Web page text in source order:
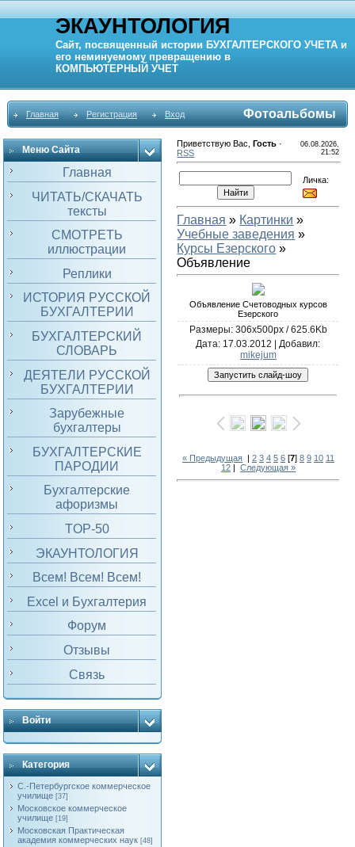
ЭКАУНТОЛОГИЯ
Сайт, посвященный истории БУХГАЛТЕРСКОГО УЧЕТА и
его неминуемому превращению в
КОМПЬЮТЕРНЫЙ УЧЕТ
Главная Регистрация Вход Фотоальбомы
Меню Сайта
Главная
ЧИТАТЬ/СКАЧАТЬ
тексты
СМОТРЕТЬ
иллюстрации
Реплики
ИСТОРИЯ РУССКОЙ
БУХГАЛТЕРИИ
БУХГАЛТЕРСКИЙ
СЛОВАРЬ
ДЕЯТЕЛИ РУССКОЙ
БУХГАЛТЕРИИ
Зарубежные
бухгалтеры
БУХГАЛТЕРСКИЕ
ПАРОДИИ
Бухгалтерские
афоризмы
TOP-50
ЭКАУНТОЛОГИЯ
Всем! Всем! Всем!
Excel и Бухгалтерия
Форум
Отзывы
Связь
Войти
Категория
С.-Петербургское коммерческое
училище [37]
Московское коммерческое
училище [19]
Московская Практическая
академия коммерческих наук [48]
Приветствую Вас ,Гость ·
RSS
06.08.2026,
21:52
Личка:
Главная » Картинки »
Учебные заведения »
Курсы Езерского »
Объявление
Объявление Счетоводных курсов
Езерского
Размеры: 306x500px / 625.6Kb
Дата: 17.03.2012 |Добавил:
mikejum
« Предыдущая| 2 3 4 5 6[7] 8 9 10 11
12| Следующая »